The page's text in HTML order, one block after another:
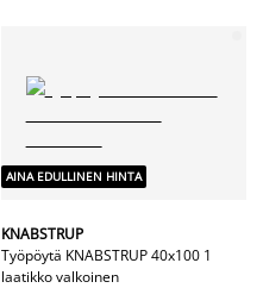
AINA EDULLINEN HINTA
KNABSTRUP
Työpöytä KNABSTRUP 40x100 1
laatikko valkoinen